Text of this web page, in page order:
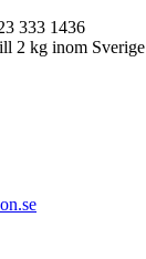
333 1436
2 kg inom Sverige